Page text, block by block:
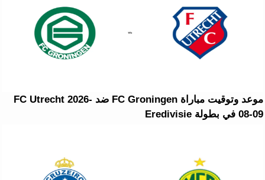
موعد وتوقيت مباراة FC Groningen ضد FC Utrecht 2026-
08-09 في بطولة Eredivisie